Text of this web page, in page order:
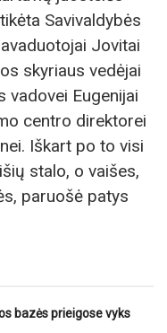
Savivaldybės
Jovitai
skyriaus vedėjai
vadovei Eugenijai
centro direktorei
Iškart po to visi
stalo, o vaišes,
paruošė patys
bazės prieigose vyks